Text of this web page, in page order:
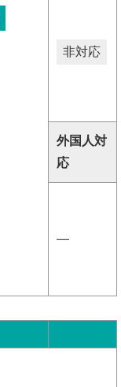
非対応
外国人対
応
―